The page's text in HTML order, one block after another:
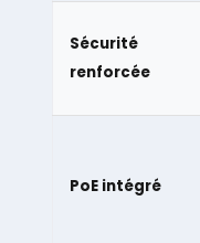
Sécurité
renforcée
PoE intégré